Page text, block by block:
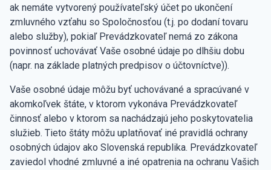
ak nemáte vytvorený používateľský účet po ukončení
zmluvného vzťahu so Spoločnosťou (t.j. po dodaní tovaru
alebo služby), pokiaľ Prevádzkovateľ nemá zo zákona
povinnosť uchovávať Vaše osobné údaje po dlhšiu dobu
(napr. na základe platných predpisov o účtovníctve)).
Vaše osobné údaje môžu byť uchovávané a spracúvané v
akomkoľvek štáte, v ktorom vykonáva Prevádzkovateľ
činnosť alebo v ktorom sa nachádzajú jeho poskytovatelia
služieb. Tieto štáty môžu uplatňovať iné pravidlá ochrany
osobných údajov ako Slovenská republika. Prevádzkovateľ
zaviedol vhodné zmluvné a iné opatrenia na ochranu Vašich